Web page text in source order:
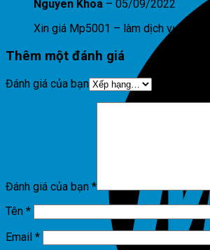
Nguyen Khoa – 05/09/2022
Xin giá Mp5001 – làm dịch vụ Đồng
Thêm một đánh giá
Đánh giá của bạn
Đánh giá của bạn *
Tên *
Email *